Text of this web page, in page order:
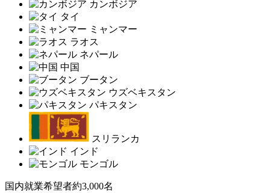
カンボジア
タイ
ミャンマー
ラオス
ネパール
中国
ブータン
ウズベキスタン
パキスタン
スリランカ
インド
モンゴル
国内就業希望者約3,000名